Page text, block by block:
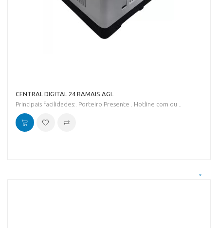
CENTRAL DIGITAL 24 RAMAIS AGL
Principais facilidades:. Porteiro Presente . Hotline com ou ..